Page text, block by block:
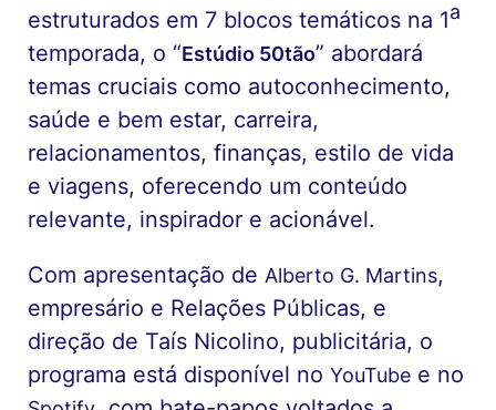
estruturados em 7 blocos temáticos na 1a
temporada, o “Estúdio 50tão” abordará
temas cruciais como autoconhecimento,
saúde e bem estar, carreira,
relacionamentos, finanças, estilo de vida
e viagens, oferecendo um conteúdo
relevante, inspirador e acionável.
Com apresentação de Alberto G. Martins,
empresário e Relações Públicas, e
direção de Taís Nicolino, publicitária, o
programa está disponível no YouTube e no